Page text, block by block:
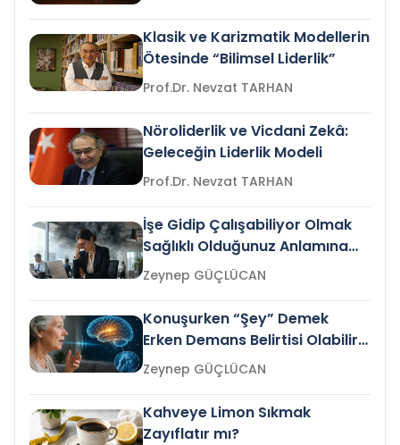
Klasik ve Karizmatik Modellerin
Ötesinde “Bilimsel Liderlik”
Prof.Dr. Nevzat TARHAN
Nöroliderlik ve Vicdani Zekâ:
Geleceğin Liderlik Modeli
Prof.Dr. Nevzat TARHAN
İşe Gidip Çalışabiliyor Olmak
Sağlıklı Olduğunuz Anlamına
Gelir mi?Zeynep GÜÇLÜCAN
Konuşurken “Şey” Demek
Erken Demans Belirtisi Olabilir
mi?
Zeynep GÜÇLÜCAN
Kahveye Limon Sıkmak
Zayıflatır mı?